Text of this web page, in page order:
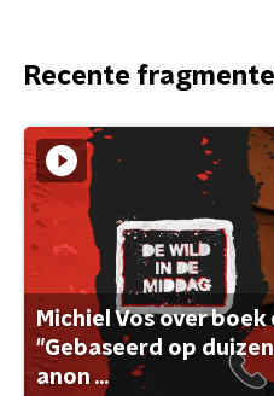
Recente
Michiel Vos over boek
"Gebaseerd op
anon ...